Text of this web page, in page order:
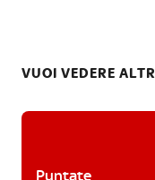
VUOI VEDERE
Puntate